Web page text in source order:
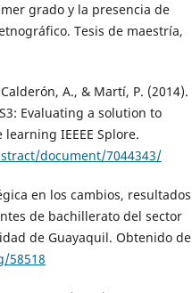
grado y la presencia de
Tesis de maestría,
A., & Martí, P. (2014).
Evaluating a solution to
IEEEE Splore.
document/7044343/
en los cambios, resultados
de bachillerato del sector
de Guayaquil. Obtenido de
58518